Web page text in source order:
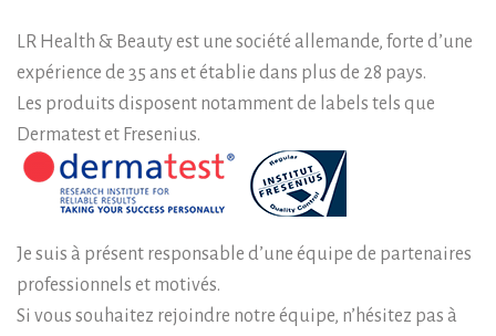
LR Health & Beauty est une société allemande, forte d’une
expérience de 35 ans et établie dans plus de 28 pays.
Les produits disposent notamment de labels tels que
Dermatest et Fresenius.
Je suis à présent responsable d’une équipe de partenaires
professionnels et motivés.
Si vous souhaitez rejoindre notre équipe, n’hésitez pas à